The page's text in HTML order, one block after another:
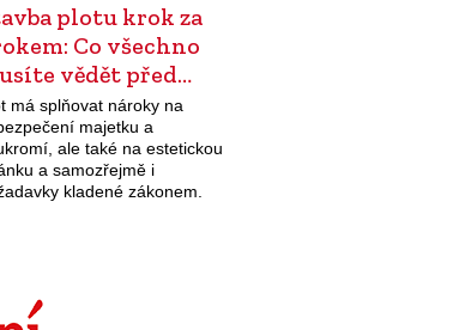
plotu krok za
Co všechno
vědět před…
má splňovat nároky na
majetku a
ale také na estetickou
a samozřejmě i
kladené zákonem.